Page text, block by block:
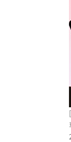
여
외
[
[
[속
[
[
외
11